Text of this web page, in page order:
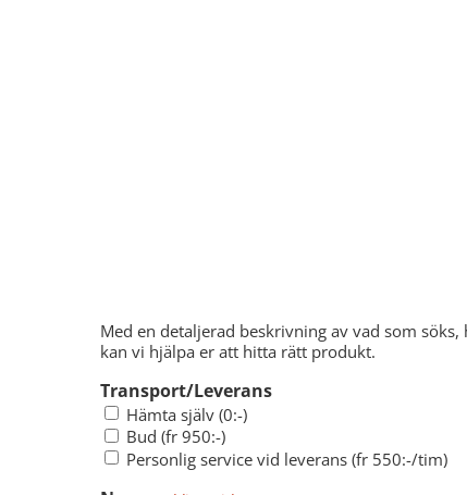
Med en detaljerad beskrivning av vad som
kan vi hjälpa er att hitta rätt produkt.
Transport/Leverans
Hämta själv (0:-)
Bud (fr 950:-)
Personlig service vid leverans (fr 550:-/tim)